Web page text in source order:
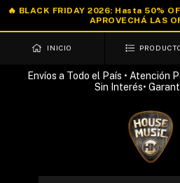
INICIO
Envíos a Todo el País • Atención
Sin Interés•